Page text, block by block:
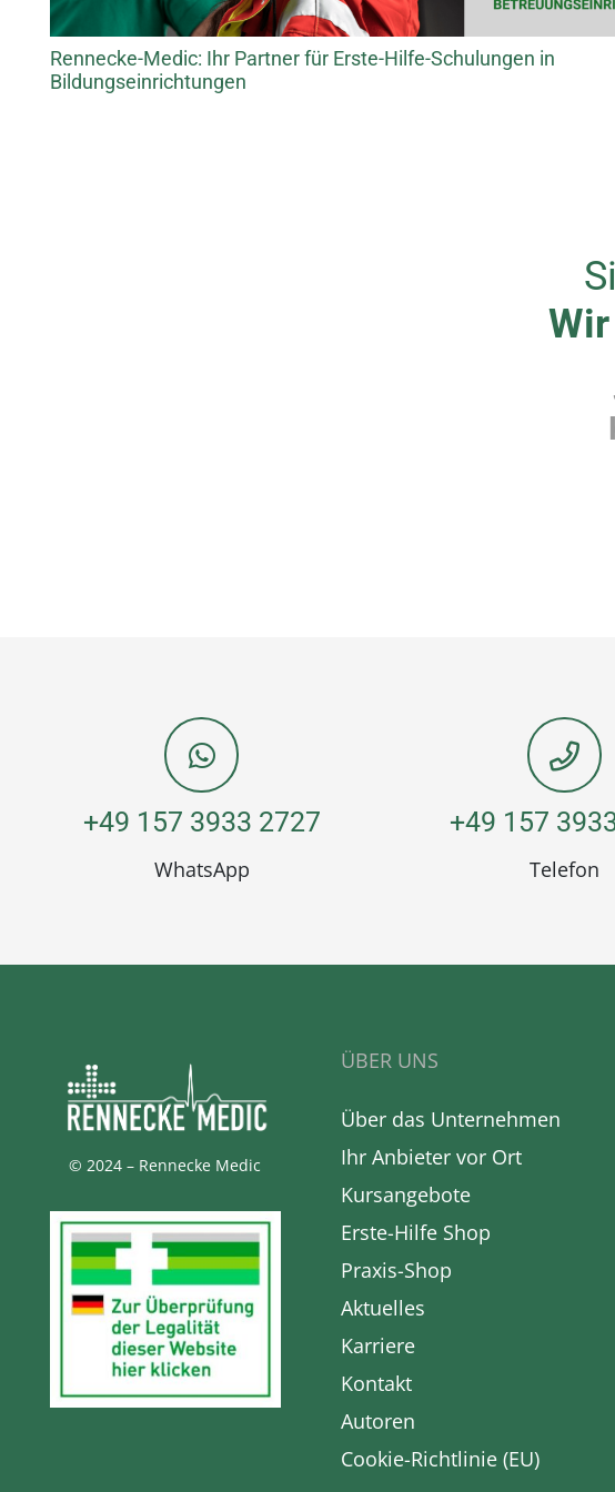
Rennecke-Medic: Ihr Partner für Erste-Hilfe-Schulungen in
Bildungseinrichtungen
+49 157 3933 2727
WhatsApp
+49 157
Telefon
© 2024 – Rennecke Medic
ÜBER UNS
Über das Unternehmen
Ihr Anbieter vor Ort
Kursangebote
Erste-Hilfe Shop
Praxis-Shop
Aktuelles
Karriere
Kontakt
Autoren
Cookie-Richtlinie (EU)